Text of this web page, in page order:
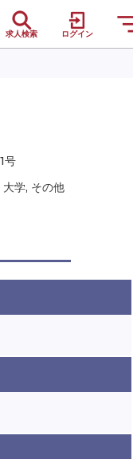
求人検索 ログイン
号
学, その他